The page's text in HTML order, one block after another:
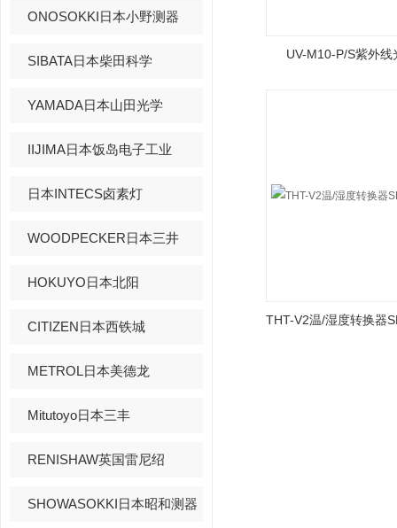
ONOSOKKI日本小野测器
SIBATA日本柴田科学
YAMADA日本山田光学
IIJIMA日本饭岛电子工业
日本INTECS卤素灯
WOODPECKER日本三井
HOKUYO日本北阳
CITIZEN日本西铁城
METROL日本美德龙
Mitutoyo日本三丰
RENISHAW英国雷尼绍
SHOWASOKKI日本昭和测器
UV-M10-P/S紫外线